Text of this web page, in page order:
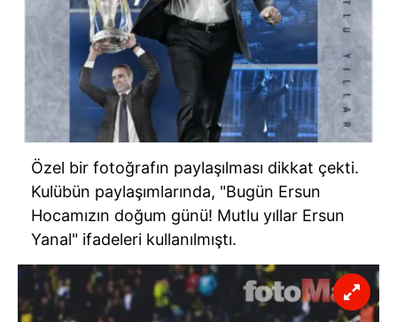
Özel bir fotoğrafın paylaşılması dikkat çekti.
Kulübün paylaşımlarında, "Bugün Ersun
Hocamızın doğum günü! Mutlu yıllar Ersun
Yanal" ifadeleri kullanılmıştı.